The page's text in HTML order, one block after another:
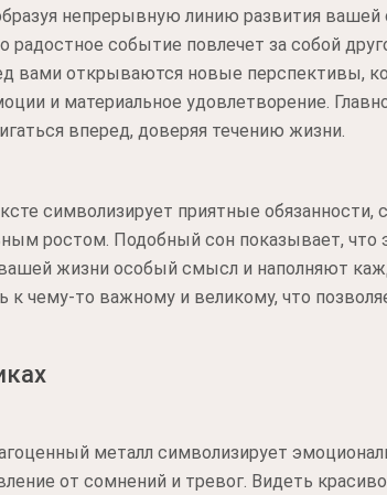
непрерывную линию развития
радостное событие повлечет за собой
вами открываются новые перспективы,
и материальное удовлетворение.
вперед, доверяя течению жизни.
символизирует приятные обязанности,
ростом. Подобный сон показывает, что
жизни особый смысл и наполняют
чему-то важному и великому, что
металл символизирует
от сомнений и тревог. Видеть